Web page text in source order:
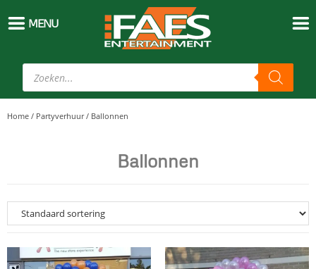
Home / Partyverhuur/ Ballonnen
Ballonnen
MENU